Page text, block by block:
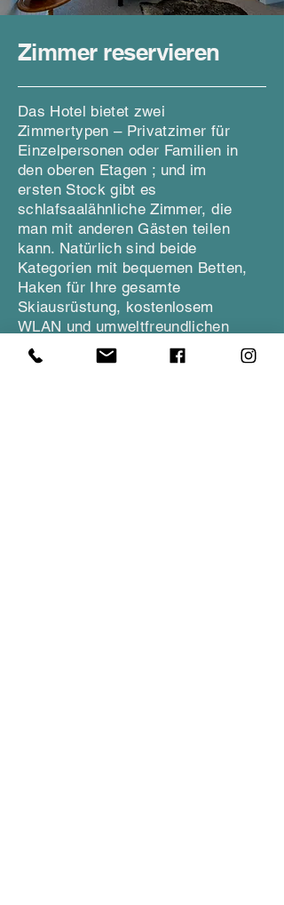
Zimmer reservieren
Das Hotel bietet zwei
Zimmertypen – Privatzimer für
Einzelpersonen oder Familien in
den oberen Etagen ; und im
ersten Stock gibt es
schlafsaalähnliche Zimmer, die
man mit anderen Gästen teilen
kann. Natürlich sind beide
Kategorien mit bequemen Betten,
Haken für Ihre gesamte
Skiausrüstung, kostenlosem
WLAN und umweltfreundlichen
Annehmlichkeiten ausgestattet.
Genau das, was Sie benötigen,